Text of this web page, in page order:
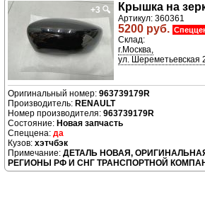
+3 🔍 Крышка на
Артикул: 360361
5200 руб.
Склад:
г.Москва,
ул. Шереметьевская
963739179R
Производитель: RENAULT
Номер производителя: 963739179R
Новая запчасть
да
хэтчбэк
ДЕТАЛЬ НОВАЯ,
РЕГИОНЫ РФ И СНГ ТРАНСПОРТНОЙ